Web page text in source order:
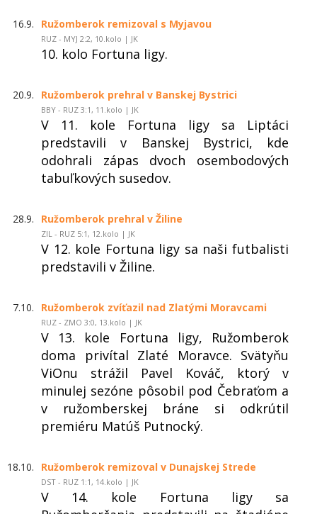
16.9. Ružomberok remizoval s Myjavou
RUZ - MYJ 2:2, 10.kolo | JK
10. kolo Fortuna ligy.
20.9. Ružomberok prehral v Banskej Bystrici
BBY - RUZ 3:1, 11.kolo | JK
V 11. kole Fortuna ligy sa Liptáci
predstavili v Banskej Bystrici, kde
odohrali zápas dvoch osembodových
tabuľkových susedov.
28.9. Ružomberok prehral v Žiline
ZIL - RUZ 5:1, 12.kolo | JK
V 12. kole Fortuna ligy sa naši futbalisti
predstavili v Žiline.
7.10. Ružomberok zvíťazil nad Zlatými Moravcami
RUZ - ZMO 3:0, 13.kolo | JK
V 13. kole Fortuna ligy, Ružomberok
doma privítal Zlaté Moravce. Svätyňu
ViOnu strážil Pavel Kováč, ktorý v
minulej sezóne pôsobil pod Čebraťom a
v ružomberskej bráne si odkrútil
premiéru Matúš Putnocký.
18.10. Ružomberok remizoval v Dunajskej Strede
DST - RUZ 1:1, 14.kolo | JK
V 14. kole Fortuna ligy sa